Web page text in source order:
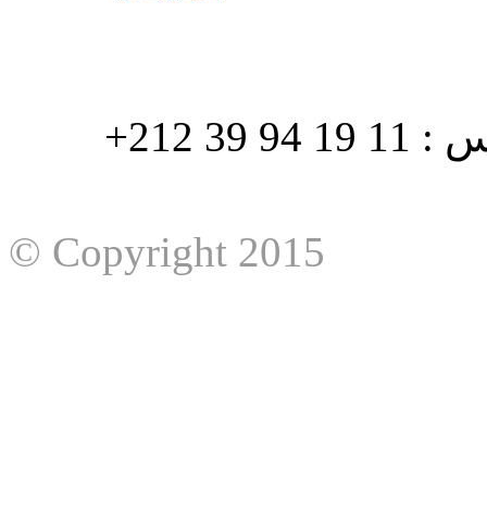
هاتف : 90/88 32 94 39 212+ فاكس : 11 19 94 39 212+
© Copyright 2015